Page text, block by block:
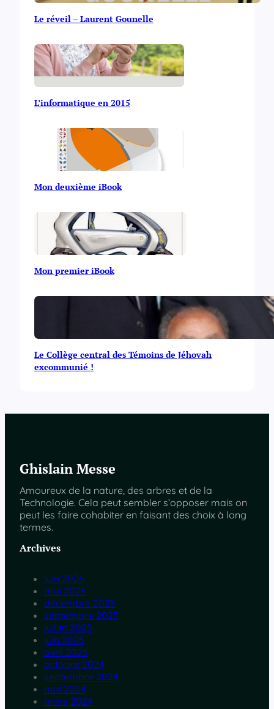
Le réveil – Laurent Gounelle
L’informatique en 2015
Mon deuxième iBook
Mon premier iBook
Le Collège central des Témoins de Jéhovah
excommunié !
Ghislain Messe
Amoureux de la nature, des arbres et de la
Technologie. Cela peut sembler s’opposer mais on
peut les faire cohabiter en faisant des choix à long
termes.
Archives
juin 2026
mai 2026
décembre 2025
septembre 2025
juillet 2025
juin 2025
avril 2025
octobre 2024
septembre 2024
mai 2024
mars 2024